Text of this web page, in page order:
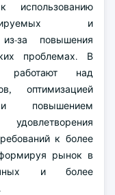
использованию
и
за повышения
проблемах. В
работают над
оптимизацией
повышением
к более
рынок в
и более